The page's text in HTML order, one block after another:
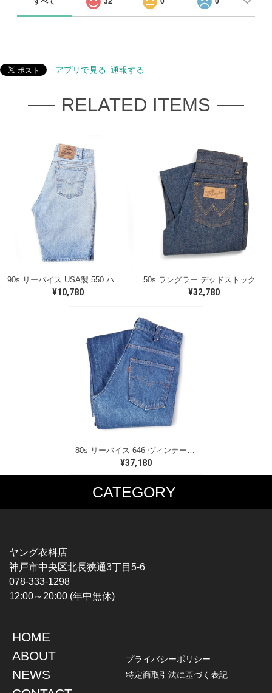
アプリで見る 通報する
RELATED ITEMS
¥10,780 ¥32,780
80s リーバイス 646 ヴィンテージデニムパンツ ヴィンテージジーンズ フレア 色残り有り オレンジタブ Levis 大きいサイズ W32 古着 EA0342
¥37,180
CATEGORY
MUSIC TEE
HARDCORE / PUNK
PROGLESSIVE ROCK
POPS
SOUL / R&B
T-SHIRTS
CHAMPION
TOPS
L / S SHIRT
S / S SHIRT
JACKET
DENIM
LEATHER
ヤング衣料店
神戸市中央区北長狭通3丁目5-6
078-333-1298
12:00～20:00 (年中無休)
HOME
ABOUT
NEWS
プライバシーポリシー
特定商取引法に基づく表記